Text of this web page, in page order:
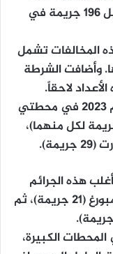
الثاني) ويونيو (حزيران) الماضيين، مقابل 196 جريمة في
المخالفات تشمل
وأضافت الشرطة
لاحقاً.
ووقعت معظم جرائم السكاكين في عام 2023 في محطتي
في دورتموند ودوسلدورف (33 جريمة لكل منهما)،
من عام 2024، فإن أغلب هذه الجرائم
وقعت في محطة القطار في مدينة هامبورغ (21 جريمة)، ثم
الكبيرة،